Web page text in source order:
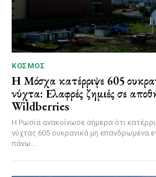
ΚΌΣΜΟΣ
Η Μόσχα κατέρριψε 605
νύχτα: Ελαφρές ζημιές σε
Wildberries
Η Ρωσία ανακοίνωσε σήμερα ότι
νύχτας 605 ουκρανικά μη επανδρωμένα
πάνω...